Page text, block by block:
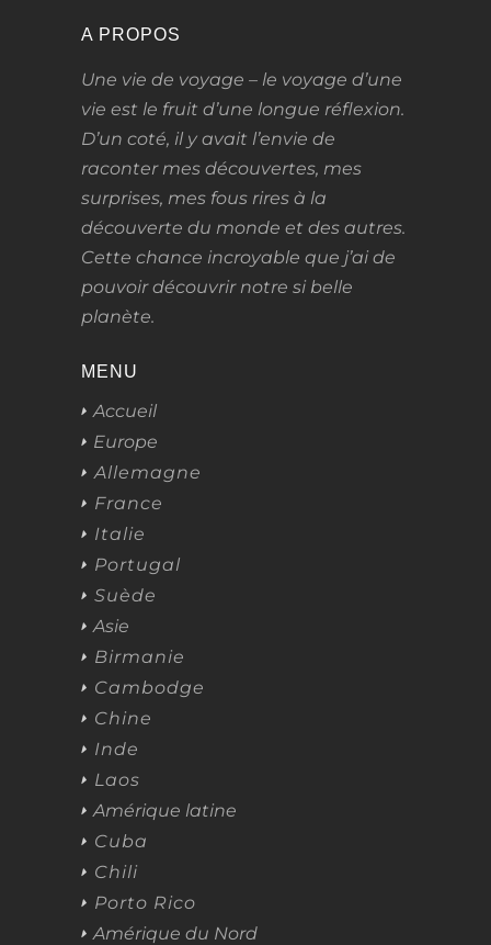
A PROPOS
Une vie de voyage – le voyage d’une
vie est le fruit d’une longue réflexion.
D’un coté, il y avait l’envie de
raconter mes découvertes, mes
surprises, mes fous rires à la
découverte du monde et des autres.
Cette chance incroyable que j’ai de
pouvoir découvrir notre si belle
planète.
MENU
Accueil
Europe
Allemagne
France
Italie
Portugal
Suède
Asie
Birmanie
Cambodge
Chine
Inde
Laos
Amérique latine
Cuba
Chili
Porto Rico
Amérique du Nord